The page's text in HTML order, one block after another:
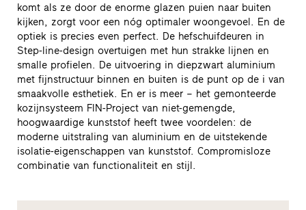
komt als ze door de enorme glazen puien naar buiten
kijken, zorgt voor een nóg optimaler woongevoel. En de
optiek is precies even perfect. De hefschuifdeuren in
Step-line-design overtuigen met hun strakke lijnen en
smalle profielen. De uitvoering in diepzwart aluminium
met fijnstructuur binnen en buiten is de punt op de i van
smaakvolle esthetiek. En er is meer – het gemonteerde
kozijnsysteem FIN-Project van niet-gemengde,
hoogwaardige kunststof heeft twee voordelen: de
moderne uitstraling van aluminium en de uitstekende
isolatie-eigenschappen van kunststof. Compromisloze
combinatie van functionaliteit en stijl.